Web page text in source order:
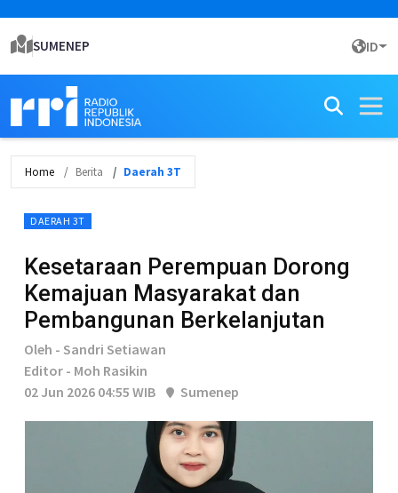
SUMENEP ID
Home Berita Daerah 3T
DAERAH 3T
Kesetaraan Perempuan Dorong
Kemajuan Masyarakat dan
Pembangunan Berkelanjutan
Oleh - Sandri Setiawan
Editor - Moh Rasikin
02 Jun 2026 04:55 WIB
Sumenep